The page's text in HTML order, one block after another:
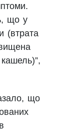
що у
(втрата
що